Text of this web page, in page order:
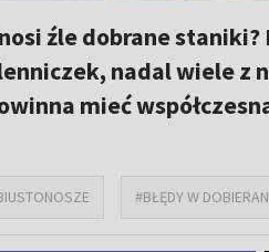
źle dobrane
nadal wiele z
mieć
#BŁĘDY W